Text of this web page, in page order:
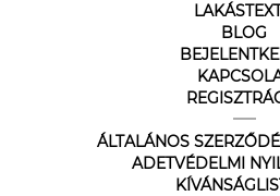
BLOG
ÁLTALÁNOS
ADETVÉDELMI